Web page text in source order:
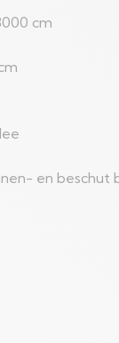
cm
en beschut